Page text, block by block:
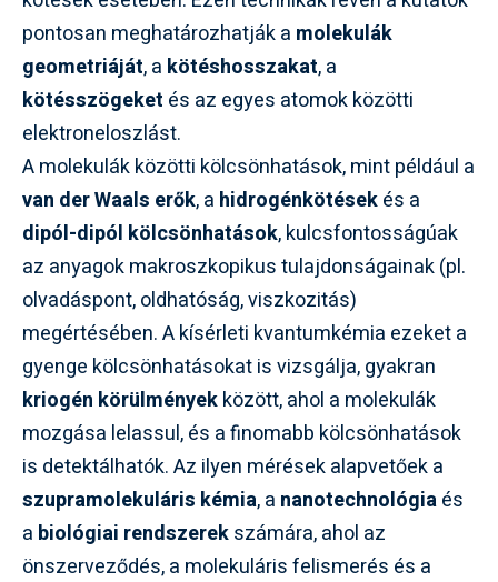
pontosan meghatározhatják a molekulák
geometriáját, a kötéshosszakat, a
kötésszögeket és az egyes atomok közötti
elektroneloszlást.
A molekulák közötti kölcsönhatások, mint például a
van der Waals erők, a hidrogénkötésekés a
dipól-dipól kölcsönhatások, kulcsfontosságúak
az anyagok makroszkopikus tulajdonságainak (pl.
olvadáspont, oldhatóság, viszkozitás)
megértésében. A kísérleti kvantumkémia ezeket a
gyenge kölcsönhatásokat is vizsgálja, gyakran
kriogén körülményekközött, ahol a molekulák
mozgása lelassul, és a finomabb kölcsönhatások
is detektálhatók. Az ilyen mérések alapvetőek a
szupramolekuláris kémia, a nanotechnológiaés
a biológiai rendszerekszámára, ahol az
önszerveződés, a molekuláris felismerés és a